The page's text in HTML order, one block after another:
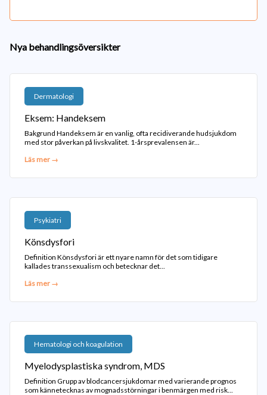
Nya behandlingsöversikter
Dermatologi
Eksem: Handeksem
Bakgrund Handeksem är en vanlig, ofta recidiverande hudsjukdom
med stor påverkan på livskvalitet. 1-årsprevalensen är...
Läs mer →
Psykiatri
Könsdysfori
Definition Könsdysfori är ett nyare namn för det som tidigare
kallades transsexualism och betecknar det...
Läs mer →
Hematologi och koagulation
Myelodysplastiska syndrom, MDS
Definition Grupp av blodcancersjukdomar med varierande prognos
som kännetecknas av mognadsstörningar i benmärgen med risk...